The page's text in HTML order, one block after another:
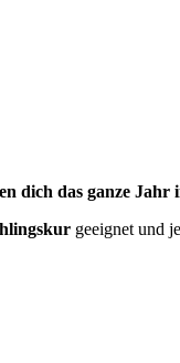
dich das ganze
geeignet und